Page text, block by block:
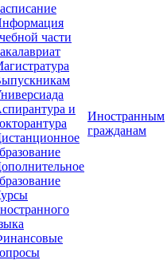
части
и
Иностранным
гражданам